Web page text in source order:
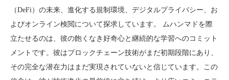
（DeFi）の未来、進化する規制環境、デジタルプライバシー、お
よびオンライン検閲について探求しています。 ムハンマドを際
立たせるのは、彼の飽くなき好奇心と継続的な学習へのコミット
メントです。彼はブロックチェーン技術がまだ初期段階にあり、
その完全な潜在力はまだ実現されていないと信じています。この